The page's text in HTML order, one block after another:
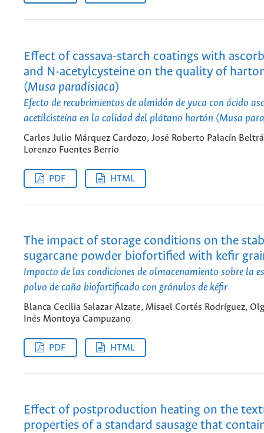
Effect of cassava-starch coatings with
and N-acetylcysteine on the quality of
(Musa paradisiaca)
Efecto de recubrimientos de almidón de yuca con ácido
acetilcisteína en la calidad del plátano hartón (Musa
Carlos Julio Márquez Cardozo, José Roberto Palacín
Lorenzo Fuentes Berrio
PDF HTML
The impact of storage conditions on the
sugarcane powder biofortified with kefir
Impacto de las condiciones de almacenamiento sobre la
polvo de caña biofortificado con gránulos de kéfir
Blanca Cecilia Salazar Alzate, Misael Cortés Rodríguez,
Inés Montoya Campuzano
PDF HTML
Effect of postproduction heating on the
properties of a standard sausage that